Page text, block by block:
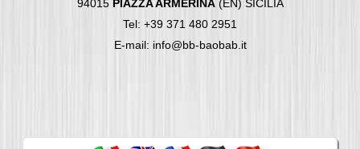
94015 PIAZZA ARMERINA(EN) SICILIA
Tel: +39 371 480 2951
E-mail: info@bb-baobab.it